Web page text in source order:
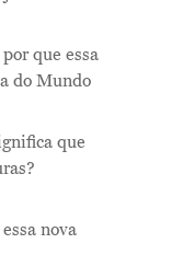
que essa
do Mundo
que
nova